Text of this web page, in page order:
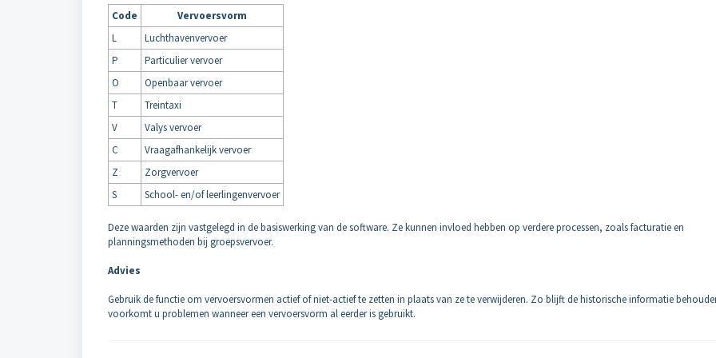
Code
Vervoersvorm
L
Luchthavenvervoer
P
Particulier vervoer
O
Openbaar vervoer
T
Treintaxi
V
Valys vervoer
C
Vraagafhankelijk vervoer
Z
Zorgvervoer
S
School- en/of leerlingenvervoer
Deze waarden zijn vastgelegd in de basiswerking van de software. Ze kunnen invloed hebben op verdere processen, zoals facturatie en
planningsmethoden bij groepsvervoer.
Advies
Gebruik de functie om vervoersvormen actief of niet-actief te zetten in plaats van ze te verwijderen. Zo blijft de historische informatie
voorkomt u problemen wanneer een vervoersvorm al eerder is gebruikt.